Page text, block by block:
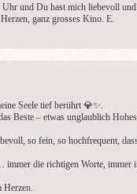
Uhr und Du hast mich liebevoll und
ganz grosses Kino. E.
Seele tief berührt 💎✨.
Beste – etwas unglaublich
so fein, so hochfrequent,
die richtigen Worte, immer
Herzen.